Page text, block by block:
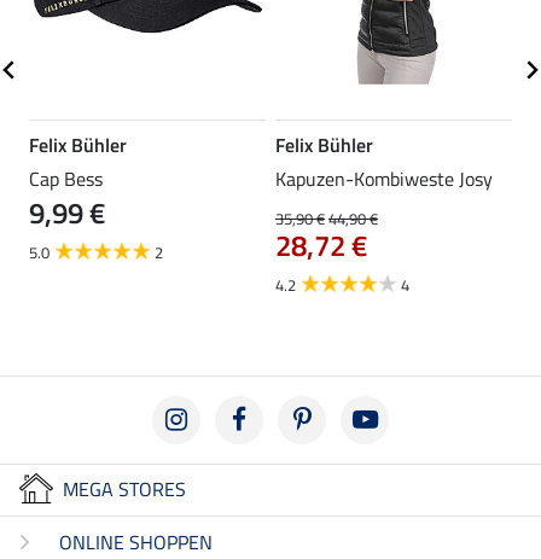
Felix Bühler
Cap Bess
9,99 €
5.0 2
Felix Bühler
Kapuzen-Kombiweste Josy
35,90 €44,90 €
28,72 €
4.2 4
MEGA STORES
ONLINE SHOPPEN